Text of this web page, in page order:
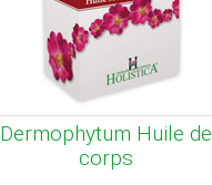
Dermophytum Huile de
corps